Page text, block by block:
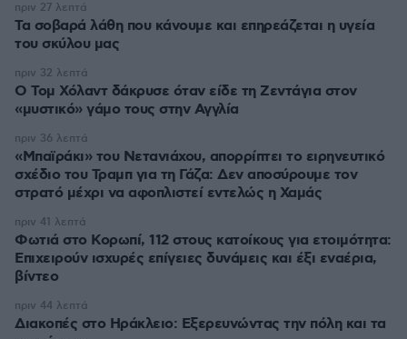
Τα σοβαρά λάθη που κάνουμε και επηρεάζεται η υγεία
του σκύλου μας
πριν 27 λεπτά
Ο Τομ Χόλαντ δάκρυσε όταν είδε τη Ζεντάγια στον
«μυστικό» γάμο τους στην Αγγλία
πριν 32 λεπτά
«Μπαϊράκι» του Νετανιάχου, απορρίπτει το ειρηνευτικό
σχέδιο του Τραμπ για τη Γάζα: Δεν αποσύρουμε τον
στρατό μέχρι να αφοπλιστεί εντελώς η Χαμάς
πριν 36 λεπτά
Φωτιά στο Κορωπί, 112 στους κατοίκους για ετοιμότητα:
Επιχειρούν ισχυρές επίγειες δυνάμεις και έξι εναέρια,
βίντεο
πριν 41 λεπτά
Διακοπές στο Ηράκλειο: Εξερευνώντας την πόλη και τα
πριν 44 λεπτά